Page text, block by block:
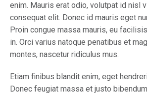
enim. Mauris erat odio, volutpat id nisl
consequat elit. Donec id mauris eget
Proin congue massa mauris, eu
in. Orci varius natoque penatibus et
montes, nascetur ridiculus mus.
Etiam finibus blandit enim, eget
Donec feugiat massa et justo